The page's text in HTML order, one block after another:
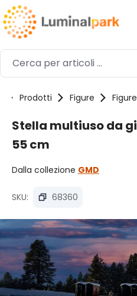
Passa al contenuto
Prodotti Figure
Stella multiuso da
55 cm
Dalla collezione GMD
SKU: 68360
Salta la galleria di immagini